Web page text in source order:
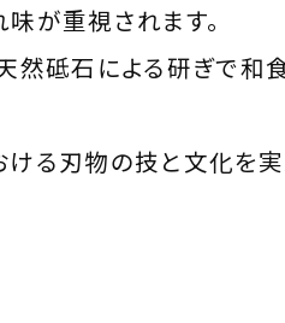
が重視されます。
然砥石による研ぎで和
る刃物の技と文化を